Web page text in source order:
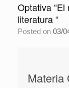
Optativa
literatura “
Posted on 03/
Materia